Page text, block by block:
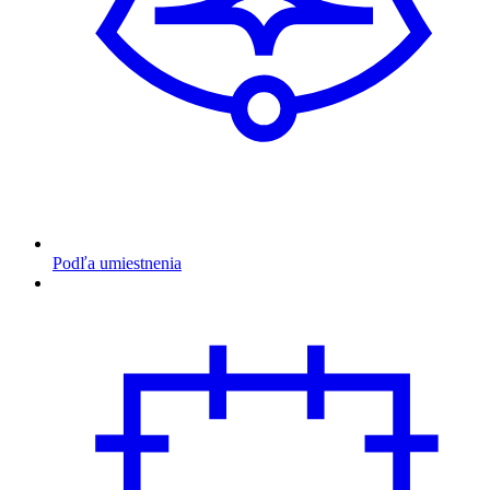
Podľa umiestnenia